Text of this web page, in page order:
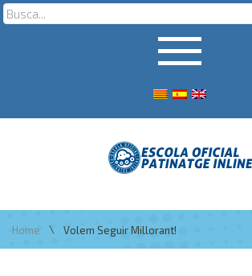
Home \ Volem Seguir Millorant!